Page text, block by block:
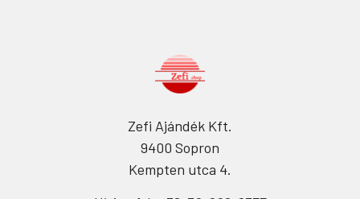
Zefi Ajándék Kft.
9400 Sopron
Kempten utca 4.